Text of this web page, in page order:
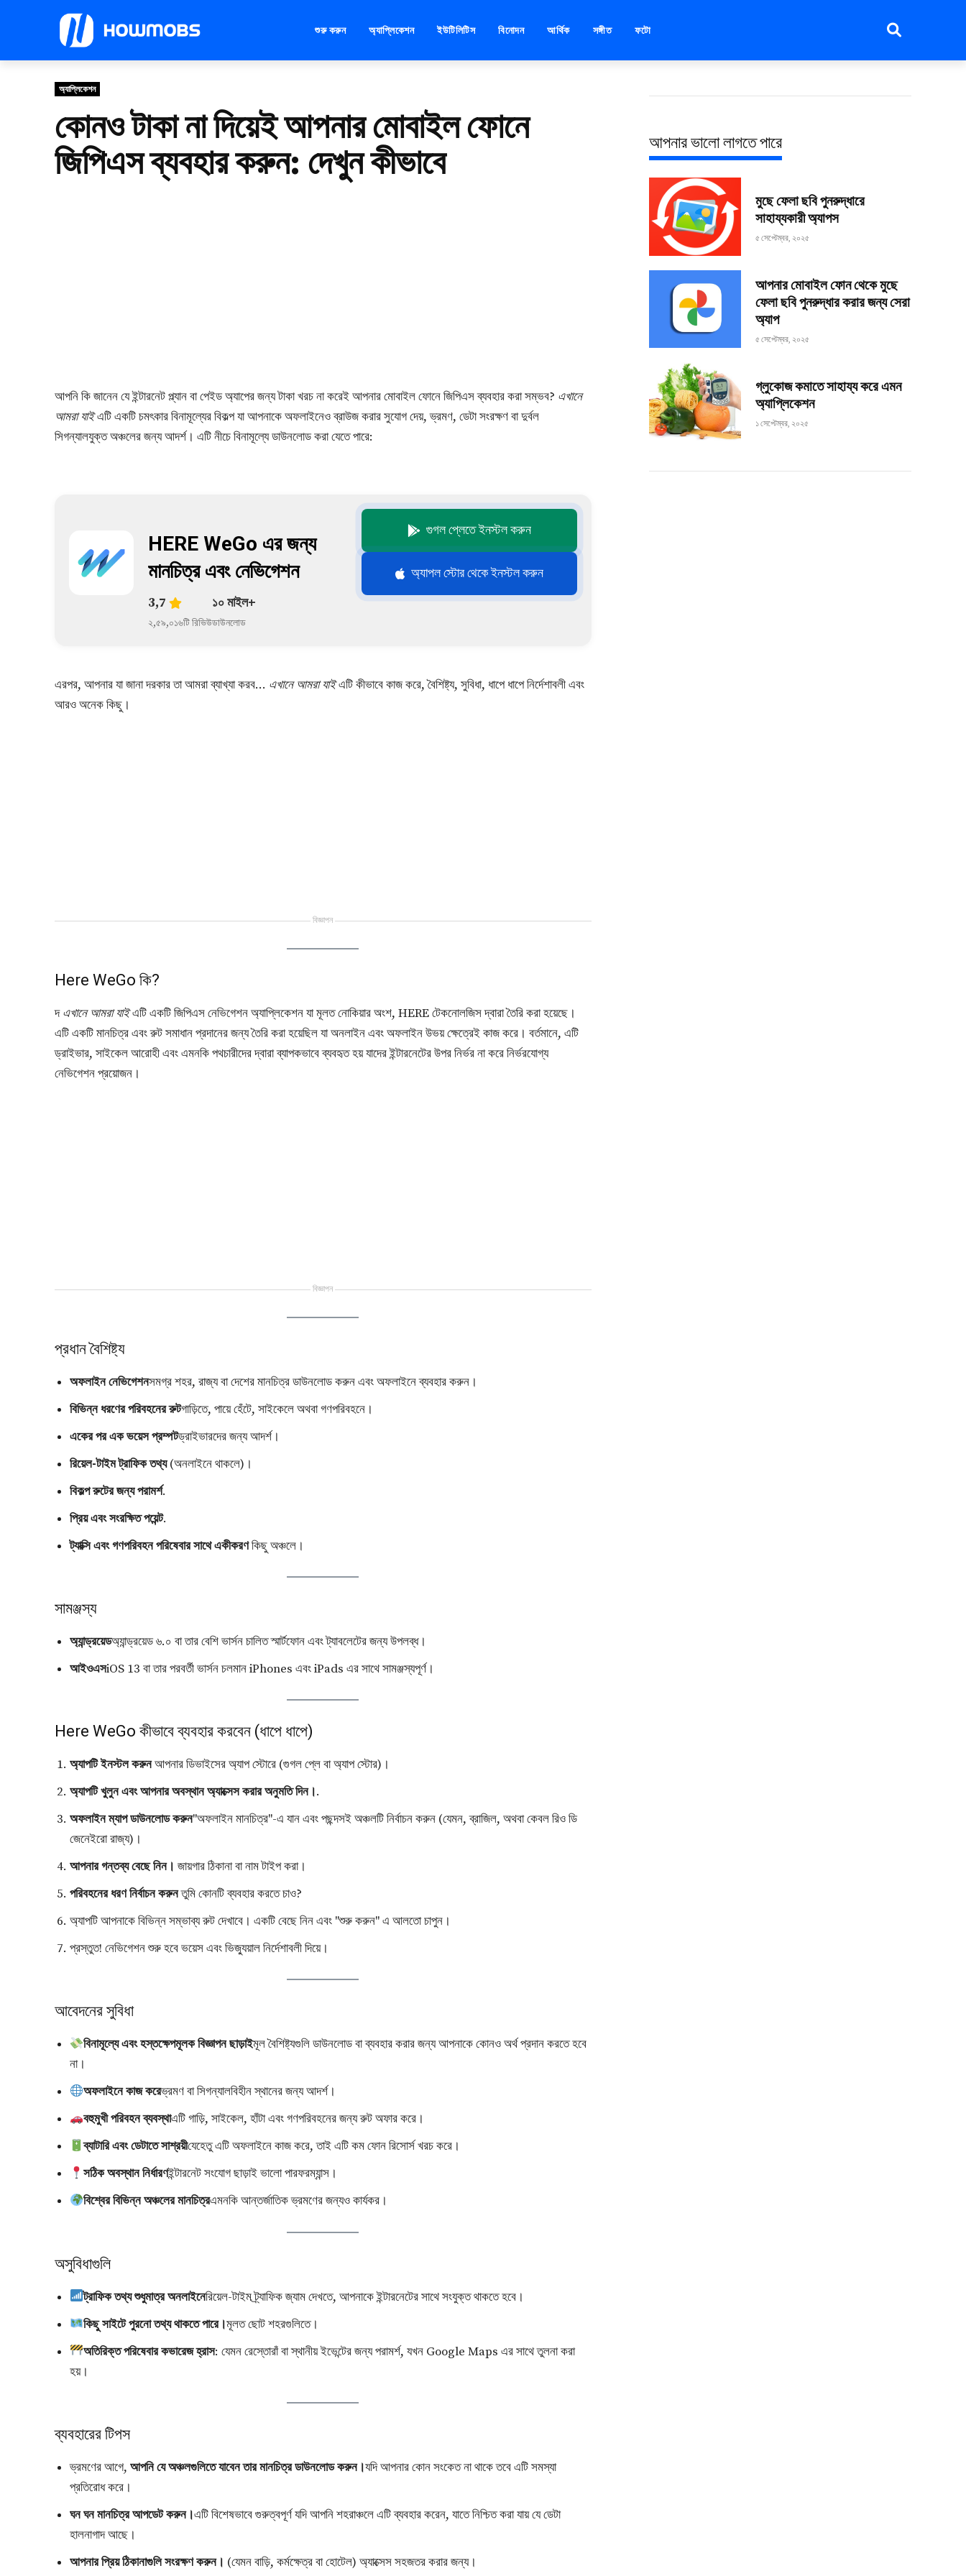
শুরু করুন অ্যাপ্লিকেশন ইউটিলিটিস বিনোদন আর্থিক সঙ্গীত ফটো
অ্যাপ্লিকেশন
কোনও টাকা না দিয়েই আপনার মোবাইল ফোনে
জিপিএস ব্যবহার করুন: দেখুন কীভাবে
আপনি কি জানেন যে ইন্টারনেট প্ল্যান বা পেইড অ্যাপের জন্য টাকা খরচ না করেই আপনার মোবাইল ফোনে জিপিএস ব্যবহার করা সম্ভব? এখানে
আমরা যাইএটি একটি চমৎকার বিনামূল্যের বিকল্প যা আপনাকে অফলাইনেও ব্রাউজ করার সুযোগ দেয়, ভ্রমণ, ডেটা সংরক্ষণ বা দুর্বল
সিগন্যালযুক্ত অঞ্চলের জন্য আদর্শ। এটি নীচে বিনামূল্যে ডাউনলোড করা যেতে পারে:
HERE WeGo এর জন্য
মানচিত্র এবং নেভিগেশন
3,7
২,৫৯,০১৬টি রিভিউ
১০ মাইল+
ডাউনলোড
গুগল প্লেতে ইনস্টল করুন
অ্যাপল স্টোর থেকে ইনস্টল করুন
এরপর, আপনার যা জানা দরকার তা আমরা ব্যাখ্যা করব... এখানে আমরা যাইএটি কীভাবে কাজ করে, বৈশিষ্ট্য, সুবিধা, ধাপে ধাপে নির্দেশাবলী এবং
আরও অনেক কিছু।
বিজ্ঞাপন
Here WeGo কি?
দএখানে আমরা যাইএটি একটি জিপিএস নেভিগেশন অ্যাপ্লিকেশন যা মূলত নোকিয়ার অংশ, HERE টেকনোলজিস দ্বারা তৈরি করা হয়েছে।
এটি একটি মানচিত্র এবং রুট সমাধান প্রদানের জন্য তৈরি করা হয়েছিল যা অনলাইন এবং অফলাইন উভয় ক্ষেত্রেই কাজ করে। বর্তমানে, এটি
ড্রাইভার, সাইকেল আরোহী এবং এমনকি পথচারীদের দ্বারা ব্যাপকভাবে ব্যবহৃত হয় যাদের ইন্টারনেটের উপর নির্ভর না করে নির্ভরযোগ্য
নেভিগেশন প্রয়োজন।
বিজ্ঞাপন
প্রধান বৈশিষ্ট্য
অফলাইন নেভিগেশনসমগ্র শহর, রাজ্য বা দেশের মানচিত্র ডাউনলোড করুন এবং অফলাইনে ব্যবহার করুন।
বিভিন্ন ধরণের পরিবহনের রুটগাড়িতে, পায়ে হেঁটে, সাইকেলে অথবা গণপরিবহনে।
একের পর এক ভয়েস প্রম্পটড্রাইভারদের জন্য আদর্শ।
রিয়েল-টাইম ট্রাফিক তথ্য(অনলাইনে থাকলে)।
বিকল্প রুটের জন্য পরামর্শ.
প্রিয় এবং সংরক্ষিত পয়েন্ট.
ট্যাক্সি এবং গণপরিবহন পরিষেবার সাথে একীকরণকিছু অঞ্চলে।
সামঞ্জস্য
অ্যান্ড্রয়েডঅ্যান্ড্রয়েড ৬.০ বা তার বেশি ভার্সন চালিত স্মার্টফোন এবং ট্যাবলেটের জন্য উপলব্ধ।
আইওএসiOS 13 বা তার পরবর্তী ভার্সন চলমান iPhones এবং iPads এর সাথে সামঞ্জস্যপূর্ণ।
Here WeGo কীভাবে ব্যবহার করবেন (ধাপে ধাপে)
অ্যাপটি ইনস্টল করুনআপনার ডিভাইসের অ্যাপ স্টোরে (গুগল প্লে বা অ্যাপ স্টোর)।
অ্যাপটি খুলুন এবং আপনার অবস্থান অ্যাক্সেস করার অনুমতি দিন।.
অফলাইন ম্যাপ ডাউনলোড করুন"অফলাইন মানচিত্র"-এ যান এবং পছন্দসই অঞ্চলটি নির্বাচন করুন (যেমন, ব্রাজিল, অথবা কেবল রিও ডি
জেনেইরো রাজ্য)।
আপনার গন্তব্য বেছে নিন। জায়গার ঠিকানা বা নাম টাইপ করা।
পরিবহনের ধরণ নির্বাচন করুনতুমি কোনটি ব্যবহার করতে চাও?
অ্যাপটি আপনাকে বিভিন্ন সম্ভাব্য রুট দেখাবে। একটি বেছে নিন এবং "শুরু করুন" এ আলতো চাপুন।
প্রস্তুত! নেভিগেশন শুরু হবে ভয়েস এবং ভিজ্যুয়াল নির্দেশাবলী দিয়ে।
আবেদনের সুবিধা
বিনামূল্যে এবং হস্তক্ষেপমূলক বিজ্ঞাপন ছাড়াইমূল বৈশিষ্ট্যগুলি ডাউনলোড বা ব্যবহার করার জন্য আপনাকে কোনও অর্থ প্রদান করতে হবে
না।
অফলাইনে কাজ করেভ্রমণ বা সিগন্যালবিহীন স্থানের জন্য আদর্শ।
বহুমুখী পরিবহন ব্যবস্থাএটি গাড়ি, সাইকেল, হাঁটা এবং গণপরিবহনের জন্য রুট অফার করে।
ব্যাটারি এবং ডেটাতে সাশ্রয়ীযেহেতু এটি অফলাইনে কাজ করে, তাই এটি কম ফোন রিসোর্স খরচ করে।
সঠিক অবস্থান নির্ধারণইন্টারনেট সংযোগ ছাড়াই ভালো পারফরম্যান্স।
বিশ্বের বিভিন্ন অঞ্চলের মানচিত্রএমনকি আন্তর্জাতিক ভ্রমণের জন্যও কার্যকর।
অসুবিধাগুলি
ট্রাফিক তথ্য শুধুমাত্র অনলাইনেরিয়েল-টাইম ট্র্যাফিক জ্যাম দেখতে, আপনাকে ইন্টারনেটের সাথে সংযুক্ত থাকতে হবে।
কিছু সাইটে পুরনো তথ্য থাকতে পারে।মূলত ছোট শহরগুলিতে।
অতিরিক্ত পরিষেবার কভারেজ হ্রাস: যেমন রেস্তোরাঁ বা স্থানীয় ইভেন্টের জন্য পরামর্শ, যখন Google Maps এর সাথে তুলনা করা
হয়।
ব্যবহারের টিপস
ভ্রমণের আগে, আপনি যে অঞ্চলগুলিতে যাবেন তার মানচিত্র ডাউনলোড করুন।যদি আপনার কোন সংকেত না থাকে তবে এটি সমস্যা
প্রতিরোধ করে।
ঘন ঘন মানচিত্র আপডেট করুন।এটি বিশেষভাবে গুরুত্বপূর্ণ যদি আপনি শহরাঞ্চলে এটি ব্যবহার করেন, যাতে নিশ্চিত করা যায় যে ডেটা
হালনাগাদ আছে।
আপনার প্রিয় ঠিকানাগুলি সংরক্ষণ করুন। (যেমন বাড়ি, কর্মক্ষেত্র বা হোটেল) অ্যাক্সেস সহজতর করার জন্য।
আপনার ভালো লাগতে পারে
মুছে ফেলা ছবি পুনরুদ্ধারে
সাহায্যকারী অ্যাপস
৫ সেপ্টেম্বর, ২০২৫
আপনার মোবাইল ফোন থেকে মুছে
ফেলা ছবি পুনরুদ্ধার করার জন্য সেরা
অ্যাপ
৫ সেপ্টেম্বর, ২০২৫
গ্লুকোজ কমাতে সাহায্য করে এমন
অ্যাপ্লিকেশন
১ সেপ্টেম্বর, ২০২৫